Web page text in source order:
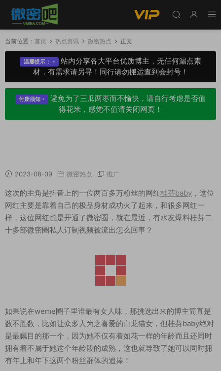
当前位置： 首页 热点资讯 微密热点 正文
温馨提示：
站内分享各大平台优质博主，无任何漏点素
材，有需求请另寻！同行请勿搬运查到会封号！
付废须知
避免为了三瓜两枣而不愉快，请自行考虑是否值
得花米，感觉不值请关闭网页！
2023-08-09 微密热点 推广
这次的主角是抖音上的一位两百多万粉丝的网红桂芬baby ，这位
网红主要是靠着自己的极品身材成功火了起来，和很多网红一
样，这位网红也是开通了微密圈，就在最近，有水友爆料桂芬二
十多部微密圈私人订制视频被流出怎么回事？
如果说在weme圈子里谁最有女人味，那挑选出来的博主简直是
数不胜数，比如让众多人为之喜爱的白龙猫女，但桂芬baby绝对
是最瞩目的那一个，因为她不仅有着如花一样的年龄而且还同时
拥有着不属于她这个年龄段的成熟，这也就导致了她可以同时拥
有年上和年下这两个粉丝群体的追捧！